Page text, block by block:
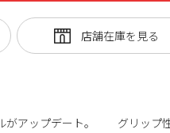
がアップデート。 グリップ